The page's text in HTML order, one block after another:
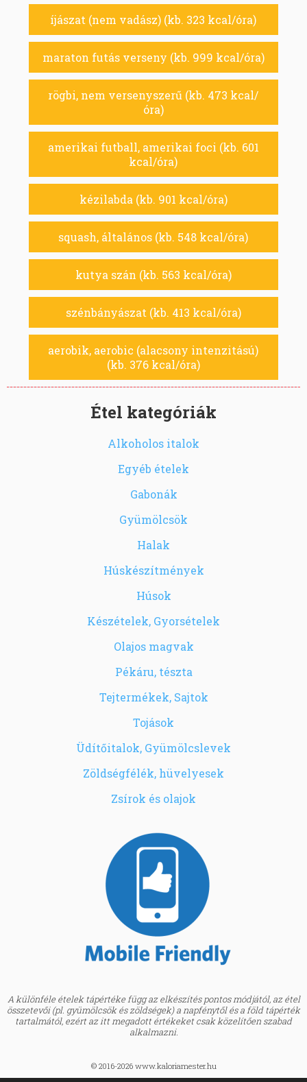
íjászat (nem vadász) (kb. 323 kcal/óra)
maraton futás verseny (kb. 999 kcal/óra)
rögbi, nem versenyszerű (kb. 473 kcal/
óra)
amerikai futball, amerikai foci (kb. 601
kcal/óra)
kézilabda (kb. 901 kcal/óra)
squash, általános (kb. 548 kcal/óra)
kutya szán (kb. 563 kcal/óra)
szénbányászat (kb. 413 kcal/óra)
aerobik, aerobic (alacsony intenzitású)
(kb. 376 kcal/óra)
Étel kategóriák
Alkoholos italok
Egyéb ételek
Gabonák
Gyümölcsök
Halak
Húskészítmények
Húsok
Készételek, Gyorsételek
Olajos magvak
Pékáru, tészta
Tejtermékek, Sajtok
Tojások
Üdítőitalok, Gyümölcslevek
Zöldségfélék, hüvelyesek
Zsírok és olajok
A különféle ételek tápértéke függ az elkészítés pontos módjától, az étel
összetevői (pl. gyümölcsök és zöldségek) a napfénytől és a föld tápérték
tartalmától, ezért az itt megadott értékeket csak közelítően szabad
alkalmazni.
© 2016-2026 www.kaloriamester.hu